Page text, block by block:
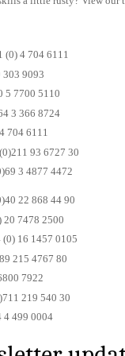
(0) 4 704 6111
303 9093
5 7700 5110
3 366 8724
704 6111
93 6727 30
3 4877 4472
22 868 44 90
20 7478 2500
(0) 16 1457 0105
215 4767 80
7922
219 540 30
4 499 0004